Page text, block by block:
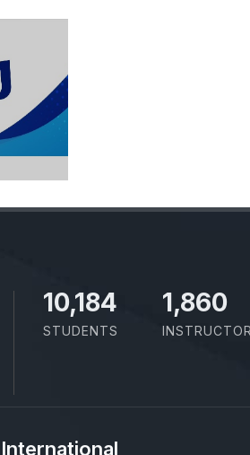
11,727
STUDENTS
2,142
International